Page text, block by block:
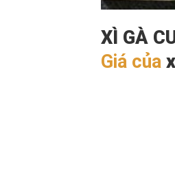
XÌ GÀ
Giá của